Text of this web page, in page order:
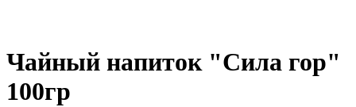
Чайный напиток "Сила гор"
100гр